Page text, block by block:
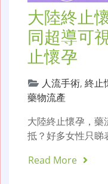
大陸終止
同超導可
止懷孕
人流手術, 終止
藥物流產
大陸終止懷孕，藥
抵？好多女性只
Read More